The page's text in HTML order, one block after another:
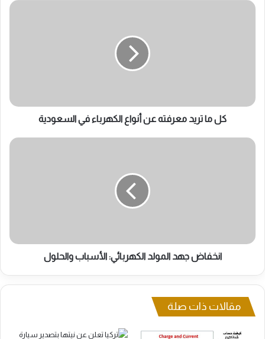
كل
السعودية
كل ما تريد معرفته عن أنواع الكهرباء في السعودية
انخفاض
انخفاض جهد المولد الكهربائي: الأسباب والحلول
مقالات ذات صلة